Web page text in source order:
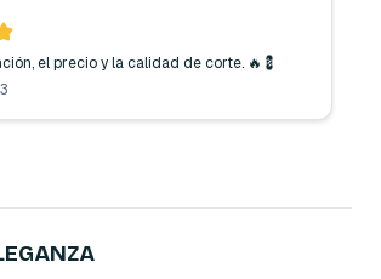
el precio y la calidad de corte. 🔥💈